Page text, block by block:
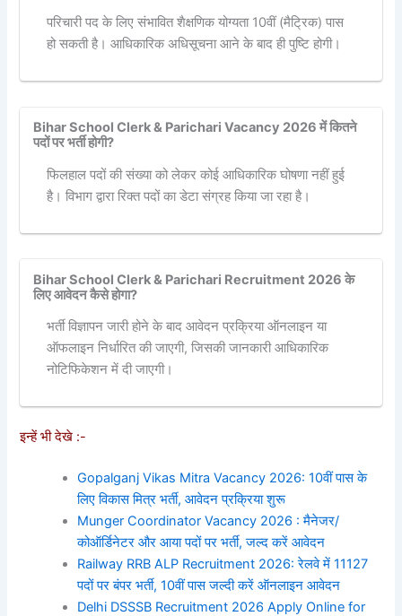
परिचारी पद के लिए संभावित शैक्षणिक योग्यता 10वीं (मैट्रिक) पास
हो सकती है। आधिकारिक अधिसूचना आने के बाद ही पुष्टि होगी।
Bihar School Clerk & Parichari Vacancy 2026 में कितने
पदों पर भर्ती होगी?
फिलहाल पदों की संख्या को लेकर कोई आधिकारिक घोषणा नहीं हुई
है। विभाग द्वारा रिक्त पदों का डेटा संग्रह किया जा रहा है।
Bihar School Clerk & Parichari Recruitment 2026 के
लिए आवेदन कैसे होगा?
भर्ती विज्ञापन जारी होने के बाद आवेदन प्रक्रिया ऑनलाइन या
ऑफलाइन निर्धारित की जाएगी, जिसकी जानकारी आधिकारिक
नोटिफिकेशन में दी जाएगी।
इन्हें भी देखे :-
Gopalganj Vikas Mitra Vacancy 2026: 10वीं पास के
लिए विकास मित्र भर्ती, आवेदन प्रक्रिया शुरू
Munger Coordinator Vacancy 2026 : मैनेजर/
कोऑर्डिनेटर और आया पदों पर भर्ती, जल्द करें आवेदन
Railway RRB ALP Recruitment 2026: रेलवे में 11127
पदों पर बंपर भर्ती, 10वीं पास जल्दी करें ऑनलाइन आवेदन
Delhi DSSSB Recruitment 2026 Apply Online for